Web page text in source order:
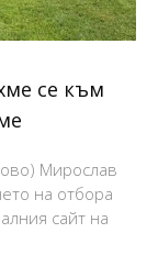
се към
Мирослав
на отбора
сайт на